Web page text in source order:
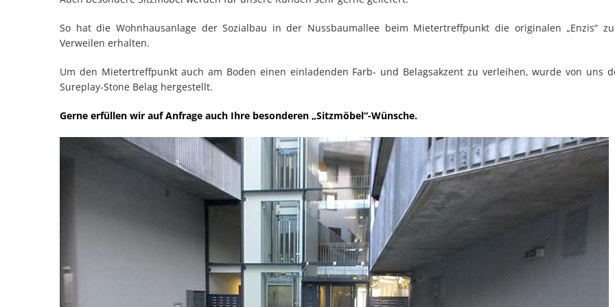
So hat die Wohnhausanlage der Sozialbau in der Nussbaumallee beim Mietertreffpunkt die originalen „Enzis“
Verweilen erhalten.
Um den Mietertreffpunkt auch am Boden einen einladenden Farb- und Belagsakzent zu verleihen, wurde von uns
Sureplay-Stone Belag hergestellt.
Gerne erfüllen wir auf Anfrage auch Ihre besonderen „Sitzmöbel“-Wünsche.